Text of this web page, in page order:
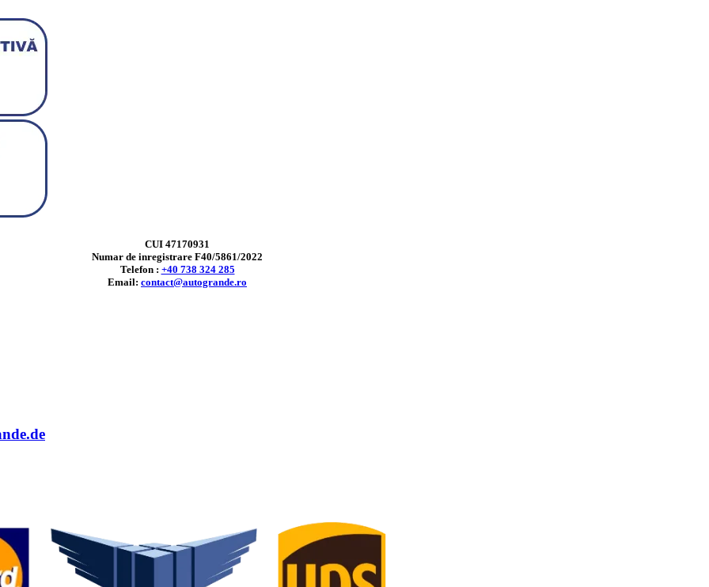
CUI 47170931
Numar de inregistrare F40/5861/2022
Telefon : +40 738 324 285
Email: contact@autogrande.ro